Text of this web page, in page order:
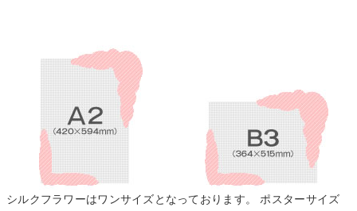
シルクフラワーはワンサイズとなっております。 ポスターサイズ